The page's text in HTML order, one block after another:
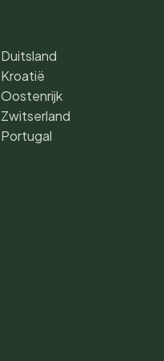
Duitsland
Kroatië
Oostenrijk
Zwitserland
Portugal